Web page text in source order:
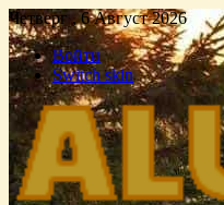
Четверг , 6 Август 2026
Войти
Switch skin